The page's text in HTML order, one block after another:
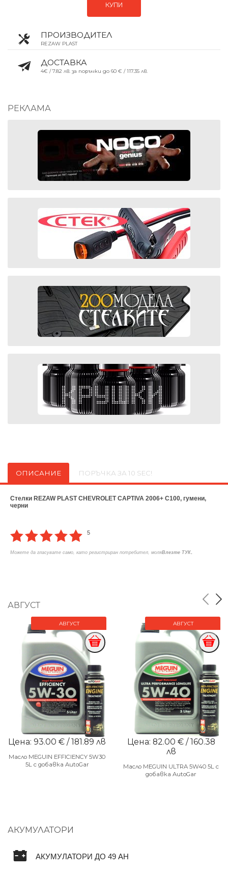
КУПИ
ПРОИЗВОДИТЕЛ
REZAW PLAST
ДОСТАВКА
4€ / 7.82 лв. за поръчки до 60 € / 117.35 лв.
РЕКЛАМА
ОПИСАНИЕ ПОРЪЧКА ЗА 10 SEC!
Стелки REZAW PLAST CHEVROLET CAPTIVA 2006+ C100, гумени,
черни
5
Можете да гласувате само, като регистриран потребител, моляВлезте ТУК
АВГУСТ
АВГУСТ
Цена: 93.00 € / 181.89 лв
Масло MEGUIN EFFICIENCY 5W30
5L с добавка AutoGar
АВГУСТ
Цена: 82.00 € / 160.38
лв
Масло MEGUIN ULTRA 5W40 5L с
добавка AutoGar
АКУМУЛАТОРИ
АКУМУЛАТОРИ ДО 49 AH